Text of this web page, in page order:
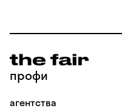
профи
агентства